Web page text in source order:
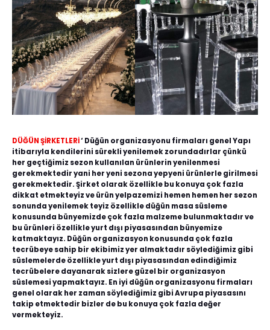
DÜĞÜN ŞİRKETLERİ‘ Düğün organizasyonu firmaları genel Yapı
itibarıyla kendilerini sürekli yenilemek zorundadırlar çünkü
her geçtiğimiz sezon kullanılan ürünlerin yenilenmesi
gerekmektedir yani her yeni sezona yepyeni ürünlerle girilmesi
gerekmektedir. Şirket olarak özellikle bu konuya çok fazla
dikkat etmekteyiz ve ürün yelpazemizi hemen hemen her sezon
sonunda yenilemek teyiz özellikle düğün masa süsleme
konusunda bünyemizde çok fazla malzeme bulunmaktadır ve
bu ürünleri özellikle yurt dışı piyasasından bünyemize
katmaktayız. Düğün organizasyon konusunda çok fazla
tecrübeye sahip bir ekibimiz yer almaktadır söylediğimiz gibi
süslemelerde özellikle yurt dışı piyasasından edindiğimiz
tecrübelere dayanarak sizlere güzel bir organizasyon
süslemesi yapmaktayız. En iyi düğün organizasyonu firmaları
genel olarak her zaman söylediğimiz gibi Avrupa piyasasını
takip etmektedir bizler de bu konuya çok fazla değer
vermekteyiz.